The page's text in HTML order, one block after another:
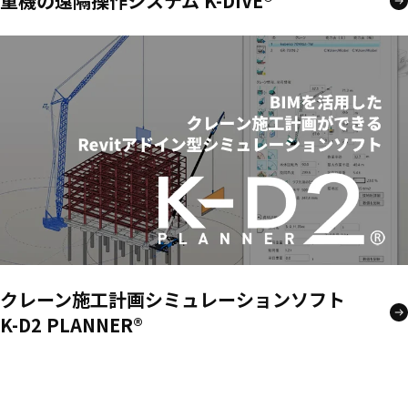
クレーン施工計画シミュレーションソフト
K-D2 PLANNER®